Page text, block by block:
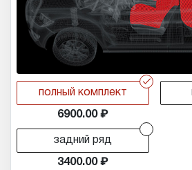
r
полный комплект
6900.00
задний ряд
3400.00